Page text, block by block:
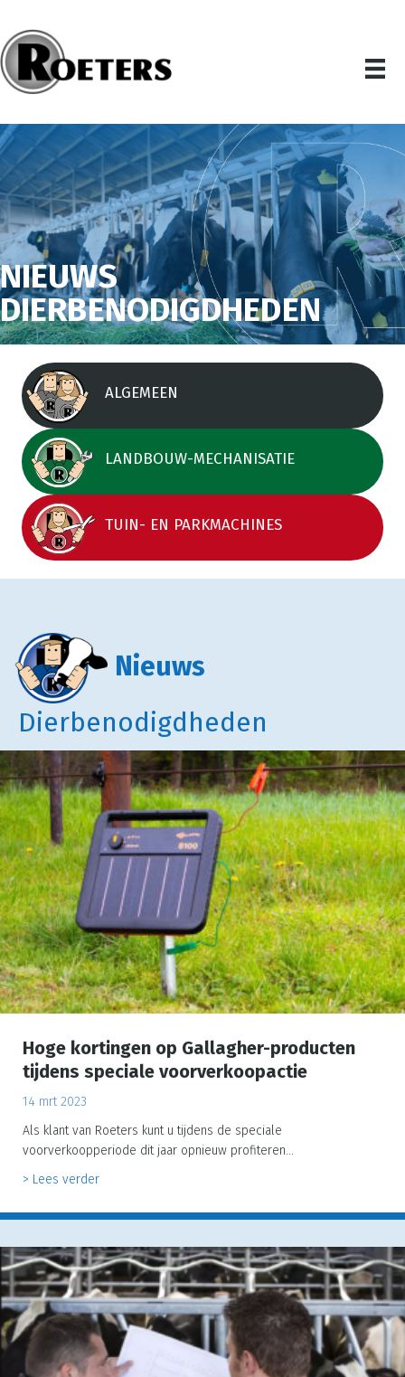
NIEUWS
DIERBENODIGDHEDEN
ALGEMEEN
LANDBOUW-MECHANISATIE
TUIN- EN PARKMACHINES
Nieuws
Dierbenodigdheden
Hoge kortingen op Gallagher-producten
tijdens speciale voorverkoopactie
14 mrt 2023
Als klant van Roeters kunt u tijdens de speciale
voorverkoopperiode dit jaar opnieuw profiteren…
> Lees verderabout Hoge kortingen op Gallagher-producten tijdens